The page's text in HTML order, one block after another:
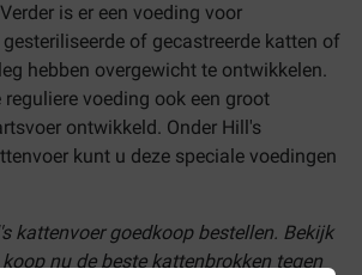
is er een voeding voor
of gecastreerde katten of
hebben overgewicht te ontwikkelen.
voeding ook een groot
ontwikkeld. Onder Hill's
kunt u deze speciale voedingen
kattenvoer goedkoop bestellen. Bekijk
nu de beste kattenbrokken tegen